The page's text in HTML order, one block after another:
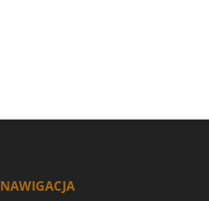
NAWIGACJA